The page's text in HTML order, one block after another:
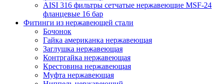
AISI 316 фильтры сетчатые нержавеющие MSF-24
фланцевые 16 бар
Фитинги из нержавеющей стали
Бочонок
Гайка американка нержавеющая
Заглушка нержавеющая
Контргайка нержавеющая
Крестовина нержавеющая
Муфта нержавеющая